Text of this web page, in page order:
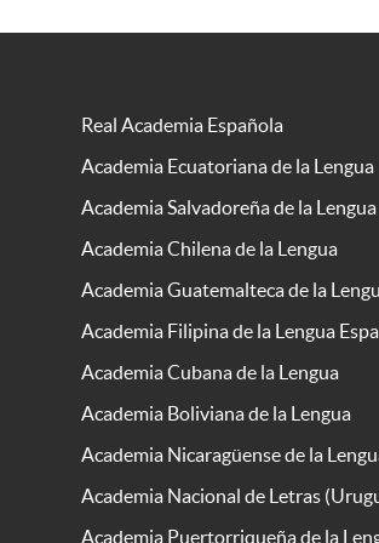
Real Academia Española
Academia Ecuatoriana de la Lengua
Academia Salvadoreña de la Lengua
Academia Chilena de la Lengua
Academia Guatemalteca de la
Academia Filipina de la Lengua
Academia Cubana de la Lengua
Academia Boliviana de la Lengua
Academia Nicaragüense de la
Academia Nacional de Letras
Academia Puertorriqueña de la